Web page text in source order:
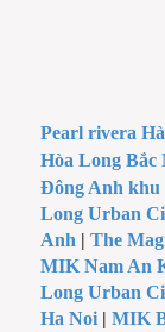
Pearl rivera
Hòa Long Bắc
Đông Anh khu
Long Urban
Anh |The
MIK Nam An
Long Urban
Ha Noi | MIK